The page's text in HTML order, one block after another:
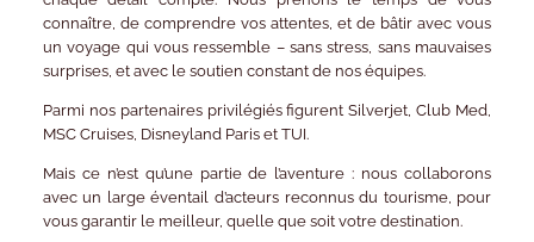
connaître, de comprendre vos attentes, et de bâtir avec vous
un voyage qui vous ressemble – sans stress, sans mauvaises
surprises, et avec le soutien constant de nos équipes.
Parmi nos partenaires privilégiés figurentSilverjet, Club Med,
MSC Cruises, Disneyland Paris et TUI.
Mais ce n’est qu’une partie de l’aventure : nous collaborons
avec un large éventail d’acteurs reconnus du tourisme, pour
vous garantir le meilleur, quelle que soit votre destination.